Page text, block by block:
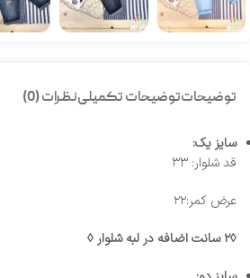
توضیحاتتوضیحات تکمیلینظرات (0)
سایز یک:
قد شلوار: ۳۳
عرض کمر:۲۲
◊۲ سانت اضافه در لبه شلوار ◊